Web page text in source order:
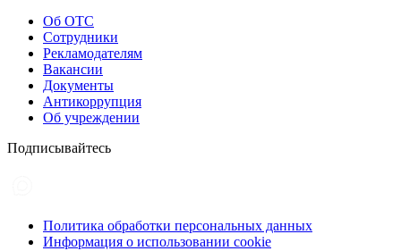
Об ОТС
Сотрудники
Рекламодателям
Вакансии
Документы
Антикоррупция
Об учреждении
Подписывайтесь
Политика обработки персональных данных
Информация о использовании cookie